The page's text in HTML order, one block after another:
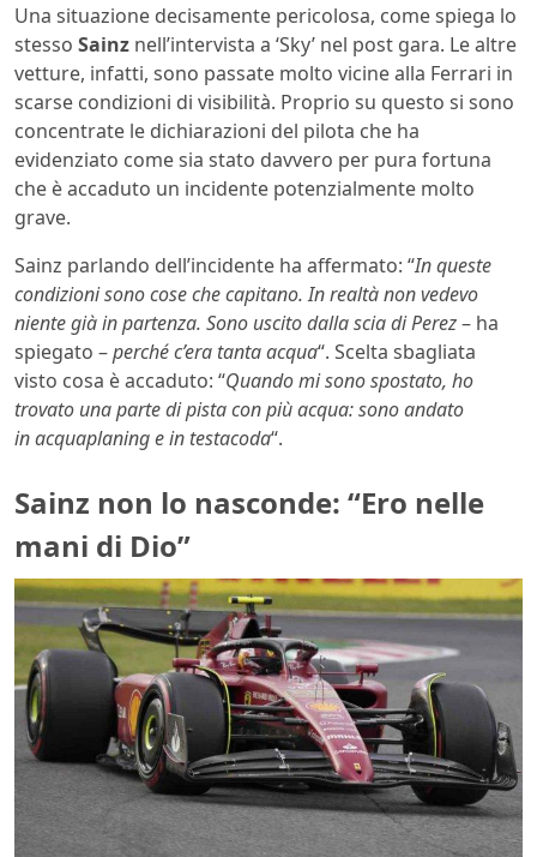
Una situazione decisamente pericolosa, come spiega lo
stesso Sainz nell’intervista a ‘Sky’ nel post gara. Le altre
vetture, infatti, sono passate molto vicine alla Ferrari in
scarse condizioni di visibilità. Proprio su questo si sono
concentrate le dichiarazioni del pilota che ha
evidenziato come sia stato davvero per pura fortuna
che è accaduto un incidente potenzialmente molto
grave.
Sainz parlando dell’incidente ha affermato: “In queste
condizioni sono cose che capitano. In realtà non vedevo
niente già in partenza. Sono uscito dalla scia di Perez– ha
spiegato –perché c’era tanta acqua“. Scelta sbagliata
visto cosa è accaduto: “Quando mi sono spostato, ho
trovato una parte di pista con più acqua: sono andato
in acquaplaning e in testacoda“.
Sainz non lo nasconde: “Ero nelle
mani di Dio”